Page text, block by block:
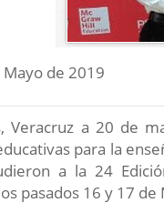
de 2019
Veracruz a 20 de
para la
a la 24
pasados 16 y 17